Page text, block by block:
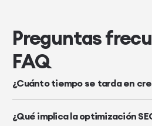
Preguntas
FAQ
¿Cuánto tiempo se tarda en
¿Qué implica la optimización